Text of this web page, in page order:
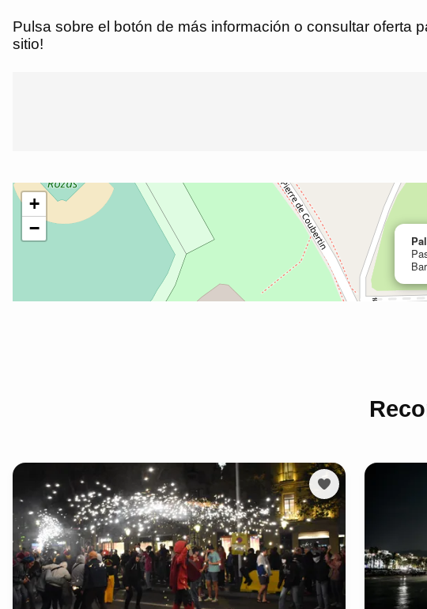
Pulsa sobre el botón de más información o consultar oferta
sitio!